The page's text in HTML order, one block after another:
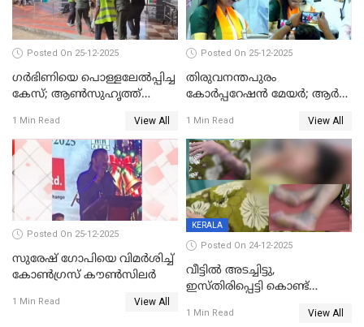
Posted On 25-12-2025
ഗര്‍ഭിണിയെ പൊള്ളലേല്‍പ്പിച്ച
കേസ്; ആണ്‍സുഹൃത്ത്
1 Min Read View All
Posted On 25-12-2025
തിരുവനന്തപുരം
കോര്‍പ്പറേഷന്‍ മേയർ; ആര്‍
1 Min Read View All
Posted On 25-12-2025
സുരേഷ് ഗോപിയെ വിമര്‍ശിച്ച്
കോണ്‍ഗ്രസ് കൗണ്‍സിലര്‍
1 Min Read View All
KERALA
Posted On 24-12-2025
വീട്ടിൽ അടച്ചിട്ടു,
ഇസ്തിരിപ്പെട്ടി കൊണ്ട്
ഗർഭിണിയായ യുവതിക്ക് ക്രൂര
1 Min Read View All